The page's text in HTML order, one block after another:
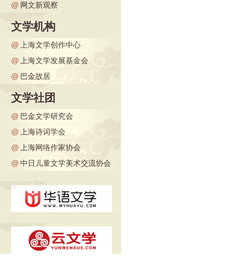
@ 网文新观察
文学机构
@
上海文学创作中心
@
上海文学发展基金会
@ 巴金故居
文学社团
@ 巴金文学研究会
@
上海诗词学会
@
上海网络作家协会
@ 中日儿童文学美术交流协会